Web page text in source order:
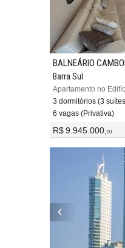
BALNEÁRIO
Barra Sul
3 dormitórios (3
6 vagas (Privativa)
R$ 9.945.000,00